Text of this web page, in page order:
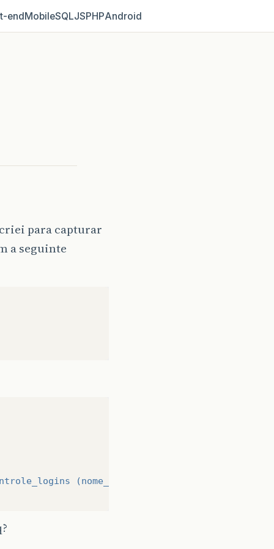
MobileSQLJSPHPAndroid
para capturar
a seguinte
(nome_user, data_login) VALUES ('